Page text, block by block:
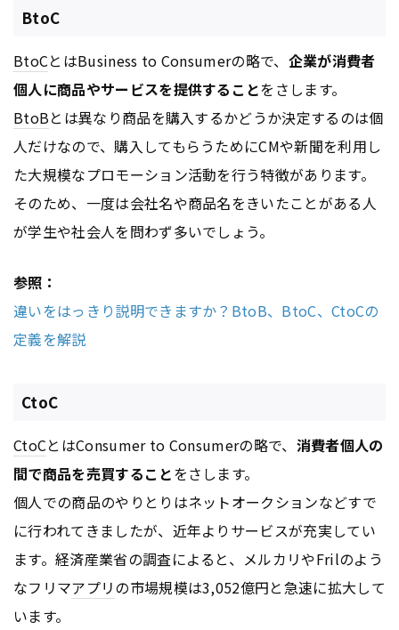
BtoC
BtoCとはBusiness to Consumerの略で、 企業が消費者
個人に商品やサービスを提供することをさします。
BtoBとは異なり商品を購入するかどうか決定するのは個
人だけなので、購入してもらうためにCMや新聞を利用し
た大規模なプロモーション活動を行う特徴があります。
そのため、一度は会社名や商品名をきいたことがある人
が学生や社会人を問わず多いでしょう。
参照：
違いをはっきり説明できますか？BtoB、BtoC、CtoCの
定義を解説
CtoC
CtoCとはConsumer to Consumerの略で、 消費者個人の
間で商品を売買することをさします。
個人での商品のやりとりはネットオークションなどすで
に行われてきましたが、近年よりサービスが充実してい
ます。経済産業省の調査によると、メルカリやFrilのよう
なフリマアプリの市場規模は3,052億円と急速に拡大して
います。